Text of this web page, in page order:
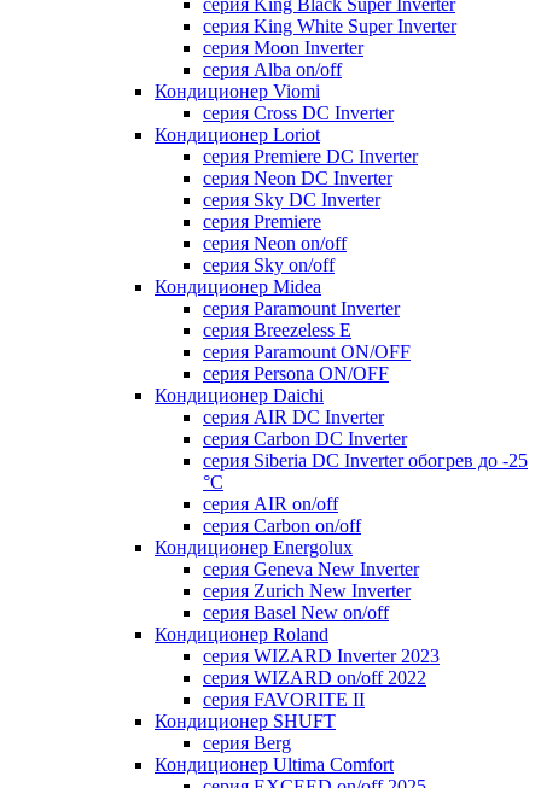
серия King Black Super Inverter
серия King White Super Inverter
серия Moon Inverter
серия Alba on/off
Кондиционер Viomi
серия Cross DC Inverter
Кондиционер Loriot
серия Premiere DC Inverter
серия Neon DC Inverter
серия Sky DC Inverter
серия Premiere
серия Neon on/off
серия Sky on/off
Кондиционер Midea
серия Paramount Inverter
серия Breezeless E
серия Paramount ON/OFF
серия Persona ON/OFF
Кондиционер Daichi
серия AIR DC Inverter
серия Carbon DC Inverter
серия Siberia DC Inverter обогрев до -25
°С
серия AIR on/off
серия Carbon on/off
Кондиционер Energolux
серия Geneva New Inverter
серия Zurich New Inverter
серия Basel New on/off
Кондиционер Roland
серия WIZARD Inverter 2023
серия WIZARD on/off 2022
серия FAVORITE II
Кондиционер SHUFT
серия Berg
Кондиционер Ultima Comfort